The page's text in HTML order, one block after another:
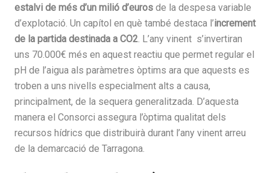
estalvi de més d’un milió d’euros de la despesa variable
d’explotació. Un capítol en què també destaca l’increment
de la partida destinada a CO2. L’any vinent s’invertiran
uns 70.000€ més en aquest reactiu que permet regular el
pH de l’aigua als paràmetres òptims ara que aquests es
troben a uns nivells especialment alts a causa,
principalment, de la sequera generalitzada. D’aquesta
manera el Consorci assegura l’òptima qualitat dels
recursos hídrics que distribuirà durant l’any vinent arreu
de la demarcació de Tarragona.